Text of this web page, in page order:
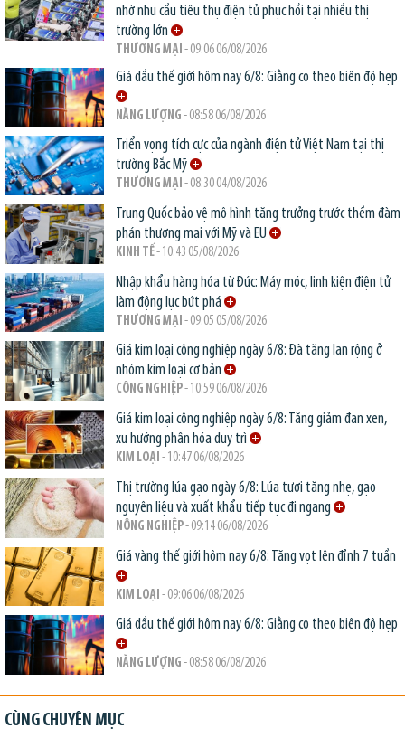
nhờ nhu cầu tiêu thụ điện tử phục hồi tại nhiều thị
trường lớn
THƯƠNG MẠI - 09:06 06/08/2026
Giá dầu thế giới hôm nay 6/8: Giằng co theo biên độ hẹp
NĂNG LƯỢNG - 08:58 06/08/2026
Triển vọng tích cực của ngành điện tử Việt Nam tại thị
trường Bắc Mỹ
THƯƠNG MẠI - 08:30 04/08/2026
Trung Quốc bảo vệ mô hình tăng trưởng trước thềm đàm
phán thương mại với Mỹ và EU
KINH TẾ- 10:43 05/08/2026
Nhập khẩu hàng hóa từ Đức: Máy móc, linh kiện điện tử
làm động lực bứt phá
THƯƠNG MẠI - 09:05 05/08/2026
Giá kim loại công nghiệp ngày 6/8: Đà tăng lan rộng ở
nhóm kim loại cơ bản
CÔNG NGHIỆP- 10:59 06/08/2026
Giá kim loại công nghiệp ngày 6/8: Tăng giảm đan xen,
xu hướng phân hóa duy trì
KIM LOẠI - 10:47 06/08/2026
Thị trường lúa gạo ngày 6/8: Lúa tươi tăng nhẹ, gạo
nguyên liệu và xuất khẩu tiếp tục đi ngang
NÔNG NGHIỆP- 09:14 06/08/2026
Giá vàng thế giới hôm nay 6/8: Tăng vọt lên đỉnh 7 tuần
KIM LOẠI - 09:06 06/08/2026
Giá dầu thế giới hôm nay 6/8: Giằng co theo biên độ hẹp
NĂNG LƯỢNG - 08:58 06/08/2026
CÙNG CHUYÊN MỤC